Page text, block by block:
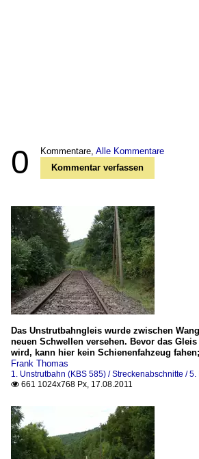
0 Kommentare, Alle Kommentare
Kommentar verfassen
Das Unstrutbahngleis wurde zwischen
neuen Schwellen versehen. Bevor das
wird, kann hier kein Schienenfahzeug fahen;
Frank Thomas
1. Unstrutbahn (KBS 585) / Streckenabschnitte /
 661 1024x768 Px, 17.08.2011